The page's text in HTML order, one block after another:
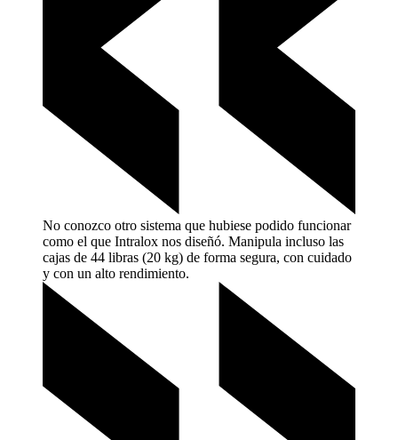
No conozco otro sistema que hubiese podido funcionar
como el que Intralox nos diseñó. Manipula incluso las
cajas de 44 libras (20 kg) de forma segura, con cuidado
y con un alto rendimiento.